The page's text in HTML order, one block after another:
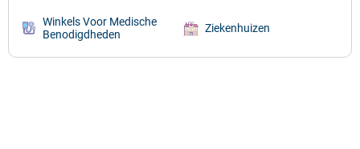
Winkels Voor Medische
Benodigdheden
Ziekenhuizen